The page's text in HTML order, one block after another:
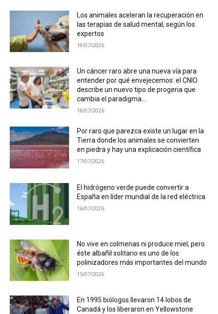
Los animales aceleran la recuperación en
las terapias de salud mental, según los
expertos
19/07/2026
Un cáncer raro abre una nueva vía para
entender por qué envejecemos: el CNIO
describe un nuevo tipo de progeria que
cambia el paradigma...
18/07/2026
Por raro que parezca existe un lugar en la
Tierra donde los animales se convierten
en piedra y hay una explicación científica
17/07/2026
El hidrógeno verde puede convertir a
España en líder mundial de la red eléctrica
16/07/2026
No vive en colmenas ni produce miel, pero
éste albañil solitario es uno de los
polinizadores más importantes del mundo
15/07/2026
En 1995 biólogos llevaron 14 lobos de
Canadá y los liberaron en Yellowstone